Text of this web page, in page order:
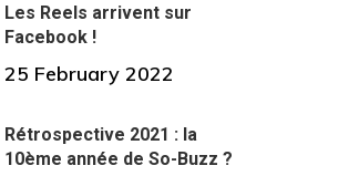
Les Reels arrivent sur
Facebook !
25 February 2022
Rétrospective 2021 : la
10ème année de So-Buzz ?